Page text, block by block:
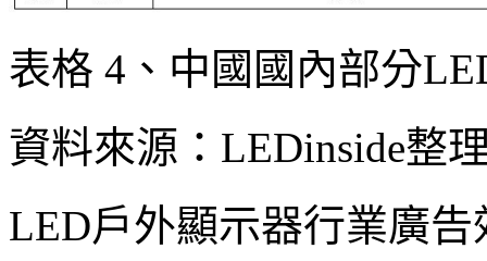
表格 4、中國國內部分
資料來源：LEDinside整
LED戶外顯示器行業廣